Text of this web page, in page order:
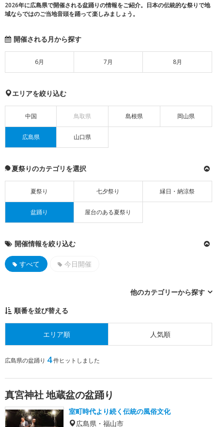
2026年に広島県で開催される盆踊りの情報をご紹介。日本の伝統的な祭りで地
域ならではのご当地音頭を踊って楽しみましょう。
開催される月から探す
6月 7月 8月
エリアを絞り込む
中国 鳥取県 島根県 岡山県
広島県 山口県
夏祭りのカテゴリを選択
夏祭り 七夕祭り 縁日・納涼祭
盆踊り 屋台のある夏祭り
開催情報を絞り込む
すべて 今日開催
他のカテゴリーから探す
順番を並び替える
エリア順 人気順
広島県の盆踊り 4件ヒットしました
真宮神社 地蔵盆の盆踊り
室町時代より続く伝統の風俗文化
広島県・福山市